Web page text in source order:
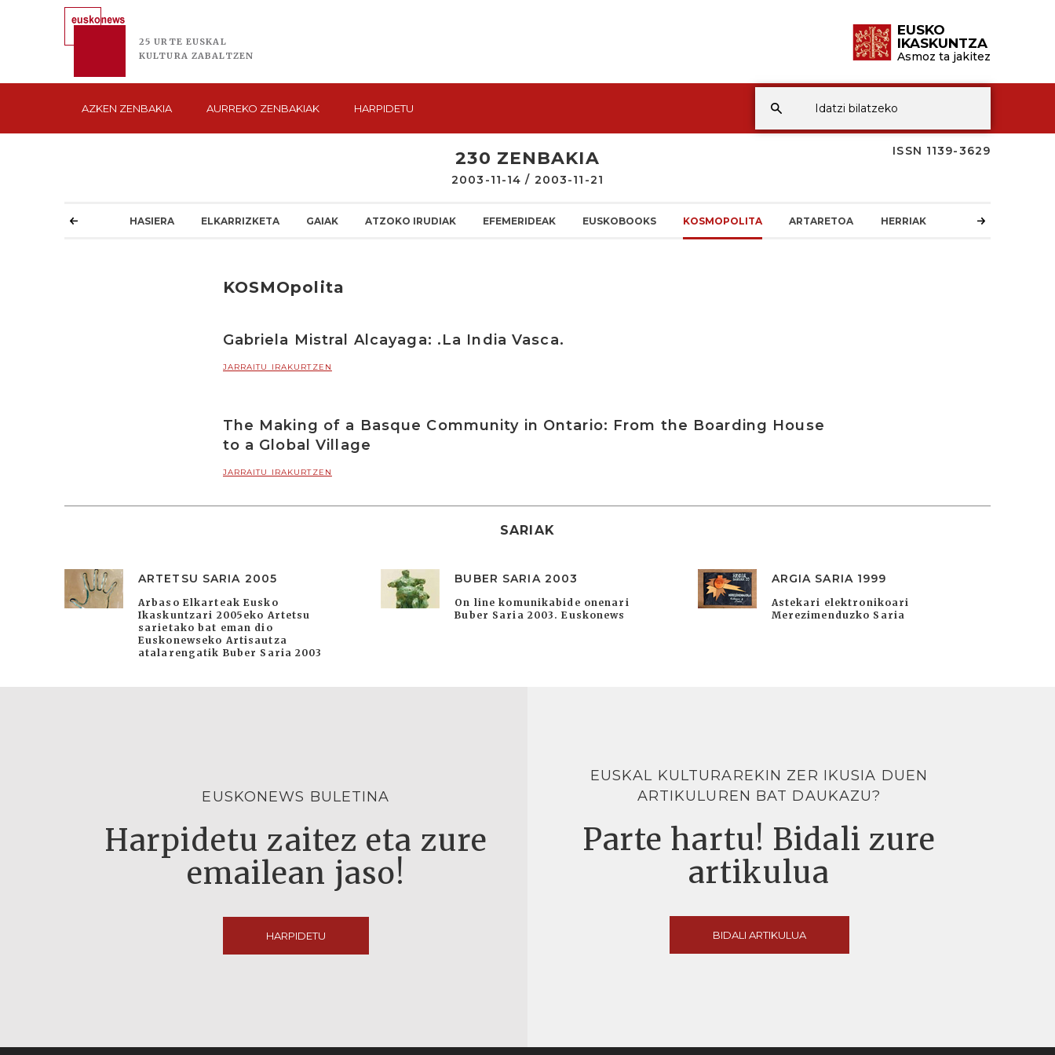
25 URTE EUSKAL
KULTURA ZABALTZEN
EUSKO
IKASKUNTZA
Asmoz ta jakitez
AZKEN ZENBAKIA AURREKO ZENBAKIAK HARPIDETU
ISSN 1139-3629
230 ZENBAKIA
2003-11-14 / 2003-11-21
HASIERA ELKARRIZKETA GAIAK ATZOKO IRUDIAK EFEMERIDEAK EUSKOBOOKS KOSMOPOLITA ARTARETOA HERRIAK
KOSMOpolita
Gabriela Mistral Alcayaga: .La India Vasca.
JARRAITU IRAKURTZEN
The Making of a Basque Community in Ontario: From the Boarding House
to a Global Village
JARRAITU IRAKURTZEN
SARIAK
ARTETSU SARIA 2005
Arbaso Elkarteak Eusko
Ikaskuntzari 2005eko Artetsu
sarietako bat eman dio
Euskonewseko Artisautza
atalarengatik Buber Saria 2003
BUBER SARIA 2003
On line komunikabide onenari
Buber Saria 2003. Euskonews
ARGIA SARIA 1999
Astekari elektronikoari
Merezimenduzko Saria
EUSKONEWS BULETINA
Harpidetu zaitez eta zure
emailean jaso!
HARPIDETU
EUSKAL KULTURAREKIN ZER IKUSIA DUEN
ARTIKULUREN BAT DAUKAZU?
Parte hartu! Bidali zure
artikulua
BIDALI ARTIKULUA